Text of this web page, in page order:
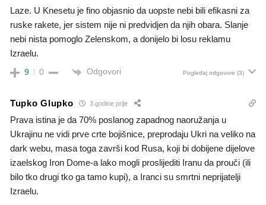
Laze. U Knesetu je fino objasnio da uopste nebi bili efikasni za
ruske rakete, jer sistem nije ni predvidjen da njih obara. Slanje
nebi nista pomoglo Zelenskom, a donijelo bi losu reklamu
Izraelu.
9 0 Odgovori Pogledaj odgovore (3)
Tupko Glupko 3 godine prije
Prava istina je da 70% poslanog zapadnog naoružanja u
Ukrajinu ne vidi prve crte bojišnice, preprodaju Ukri na veliko na
dark webu, masa toga završi kod Rusa, koji bi dobijene dijelove
izaelskog Iron Dome-a lako mogli proslijediti Iranu da prouči (ili
bilo tko drugi tko ga tamo kupi), a Iranci su smrtni neprijatelji
Izraelu.